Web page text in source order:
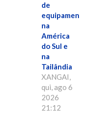
de
equipamentos
na
América
do Sul e
na
Tailândia
XANGAI,
qui, ago 6
2026
21:12